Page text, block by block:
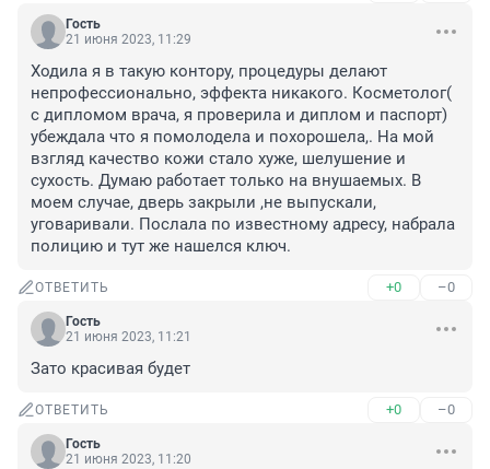
Гость
21 июня 2023, 11:29
Ходила я в такую контору, процедуры делают
непрофессионально, эффекта никакого. Косметолог(
с дипломом врача, я проверила и диплом и паспорт)
убеждала что я помолодела и похорошела,. На мой
взгляд качество кожи стало хуже, шелушение и
сухость. Думаю работает только на внушаемых. В
моем случае, дверь закрыли ,не выпускали,
уговаривали. Послала по известному адресу, набрала
полицию и тут же нашелся ключ.
ОТВЕТИТЬ +0 –0
Гость
21 июня 2023, 11:21
Зато красивая будет
ОТВЕТИТЬ +0 –0
Гость
21 июня 2023, 11:20